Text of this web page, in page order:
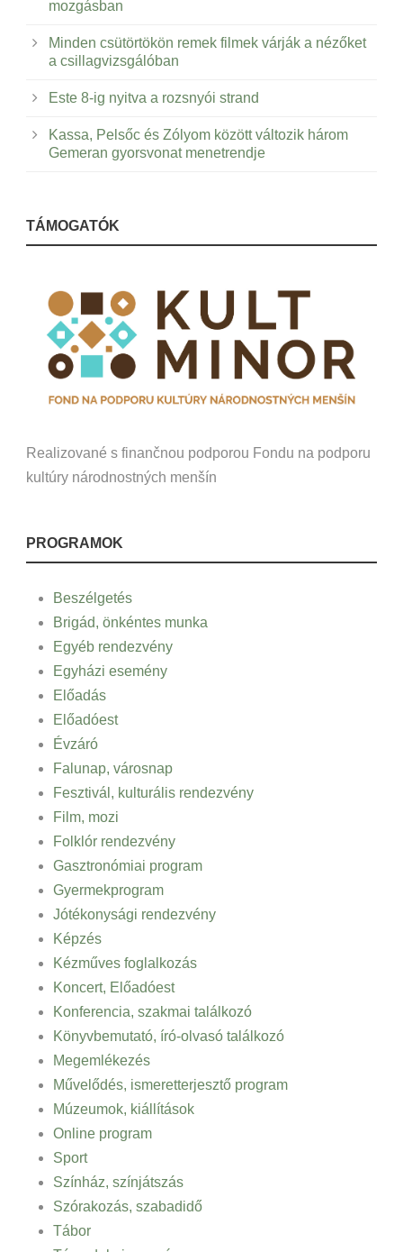
mozgásban
Minden csütörtökön remek filmek várják a nézőket
a csillagvizsgálóban
Este 8-ig nyitva a rozsnyói strand
Kassa, Pelsőc és Zólyom között változik három
Gemeran gyorsvonat menetrendje
TÁMOGATÓK
Realizované s finančnou podporou Fondu na podporu
kultúry národnostných menšín
PROGRAMOK
Beszélgetés
Brigád, önkéntes munka
Egyéb rendezvény
Egyházi esemény
Előadás
Előadóest
Évzáró
Falunap, városnap
Fesztivál, kulturális rendezvény
Film, mozi
Folklór rendezvény
Gasztronómiai program
Gyermekprogram
Jótékonysági rendezvény
Képzés
Kézműves foglalkozás
Koncert, Előadóest
Konferencia, szakmai találkozó
Könyvbemutató, író-olvasó találkozó
Megemlékezés
Művelődés, ismeretterjesztő program
Múzeumok, kiállítások
Online program
Sport
Színház, színjátszás
Szórakozás, szabadidő
Tábor